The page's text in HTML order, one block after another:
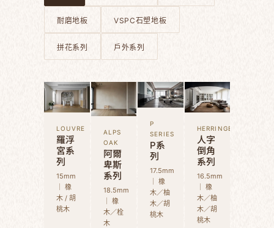
耐磨地板 VSPC石塑地板
拼花系列 戶外系列
LOUVRE
羅浮
宮系
列
15mm
｜ 橡
木 / 胡
桃木
ALPS
OAK
阿爾
卑斯
系列
18.5mm
｜ 橡
木／栓
木
P
SERIES
P系
列
17.5mm
｜ 橡
木／柚
木／胡
桃木
HERRINGBONE
人字
倒角
系列
16.5mm
｜ 橡
木／柚
木／胡
桃木